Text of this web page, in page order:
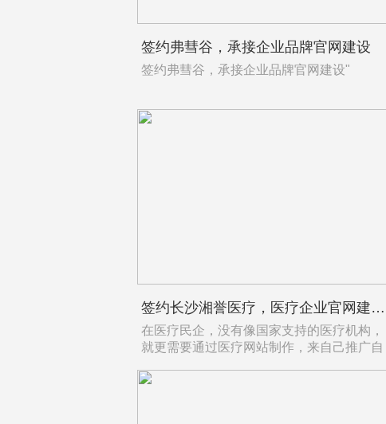
签约弗彗谷，承接企业品牌官网建设
签约弗彗谷，承接企业品牌官网建设"
签约长沙湘誉医疗，医疗企业官网建站案例
在医疗民企，没有像国家支持的医疗机构，
就更需要通过医疗网站制作，来自己推广自